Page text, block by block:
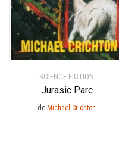
SCIENCE FICTION
Jurasic Parc
de Michael Crichton